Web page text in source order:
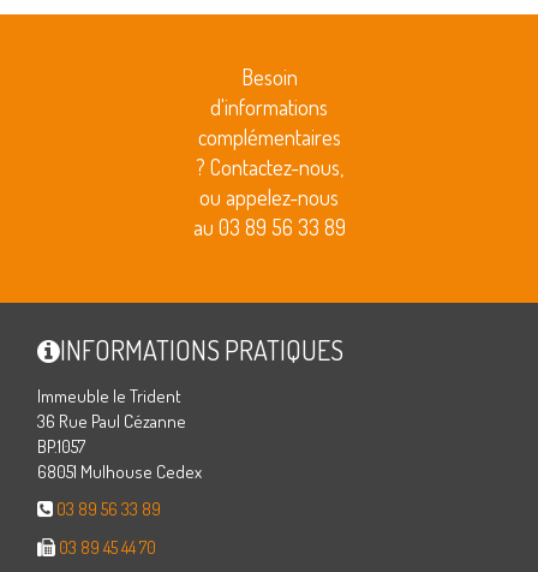
Besoin
d'informations
complémentaires
? Contactez-nous,
ou appelez-nous
au 03 89 56 33 89
INFORMATIONS PRATIQUES
Immeuble le Trident
36 Rue Paul Cézanne
BP.1057
68051 Mulhouse Cedex
03 89 56 33 89
03 89 45 44 70